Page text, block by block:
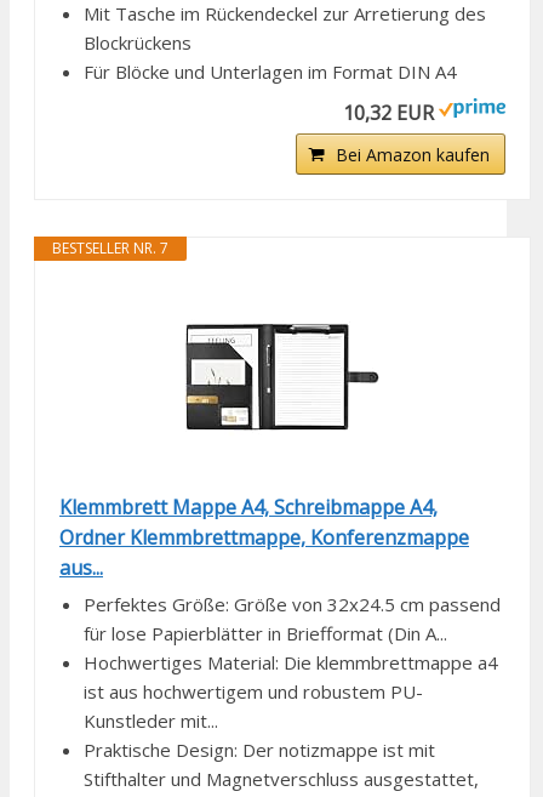
Mit Tasche im Rückendeckel zur Arretierung des
Blockrückens
Für Blöcke und Unterlagen im Format DIN A4
10,32 EUR
Bei Amazon kaufen
BESTSELLER NR. 7
Klemmbrett Mappe A4, Schreibmappe A4,
Ordner Klemmbrettmappe, Konferenzmappe
aus...
Perfektes Größe: Größe von 32x24.5 cm passend
für lose Papierblätter in Briefformat (Din A...
Hochwertiges Material: Die klemmbrettmappe a4
ist aus hochwertigem und robustem PU-
Kunstleder mit...
Praktische Design: Der notizmappe ist mit
Stifthalter und Magnetverschluss ausgestattet,